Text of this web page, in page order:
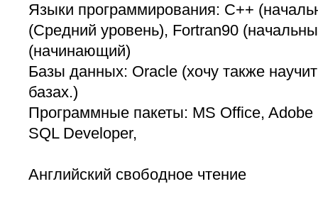
Языки программирования: C++
(Средний уровень), Fortran90
(начинающий)
Базы данных: Oracle (хочу также
базах.)
Программные пакеты: MS Office,
SQL Developer,
Английский свободное чтение